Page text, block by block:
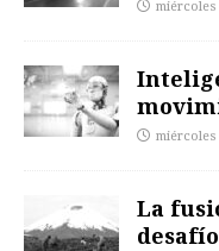
miércoles
miércoles
La